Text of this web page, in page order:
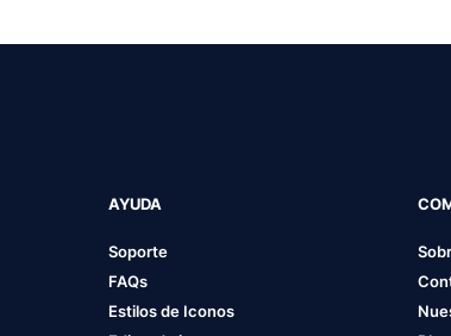
AYUDA
Soporte
FAQs
Estilos de Iconos